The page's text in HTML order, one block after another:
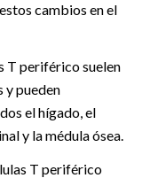
cambios en el
T periférico suelen
y pueden
el hígado, el
y la médula ósea.
T periférico